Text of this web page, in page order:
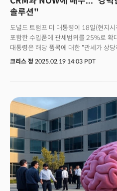
솔루션"
도널드 트럼프 미 대통령이 18일(현지
포함한 수입품에 관세범위를 25%로 확
대통령은 해당 품목에 대한 "관세가 상
모든 품목에 적용될지 혹은 특정 국가를
효과로 해외에 있는 많은 기업들이 미
긍정적 효과를 강조했다. 다만 글로벌 데
분석가는 "관세는 미국 환자의 약값을
있다"며 제조업체가 대체 시장을 찾도록
크리스 정 2025.02.19 14:03 PDT